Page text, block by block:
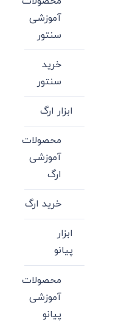
آموزشی
سنتور
خرید
سنتور
ابزار ارگ
محصولات
آموزشی
ارگ
خرید ارگ
ابزار
پیانو
محصولات
آموزشی
پیانو